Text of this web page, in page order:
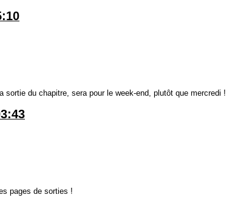
sortie du chapitre, sera pour le week-end, plutôt que mercredi !
pages de sorties !